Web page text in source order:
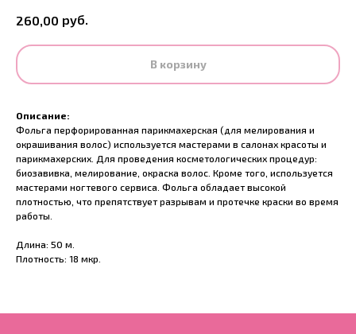
260,00 руб.
В корзину
Описание:
Фольга перфорированная парикмахерская (для мелирования и
окрашивания волос) используется мастерами в салонах красоты и
парикмахерских. Для проведения косметологических процедур:
биозавивка, мелирование, окраска волос. Кроме того, используется
мастерами ногтевого сервиса. Фольга обладает высокой
плотностью, что препятствует разрывам и протечке краски во время
работы.
Длина: 50 м.
Плотность: 18 мкр.